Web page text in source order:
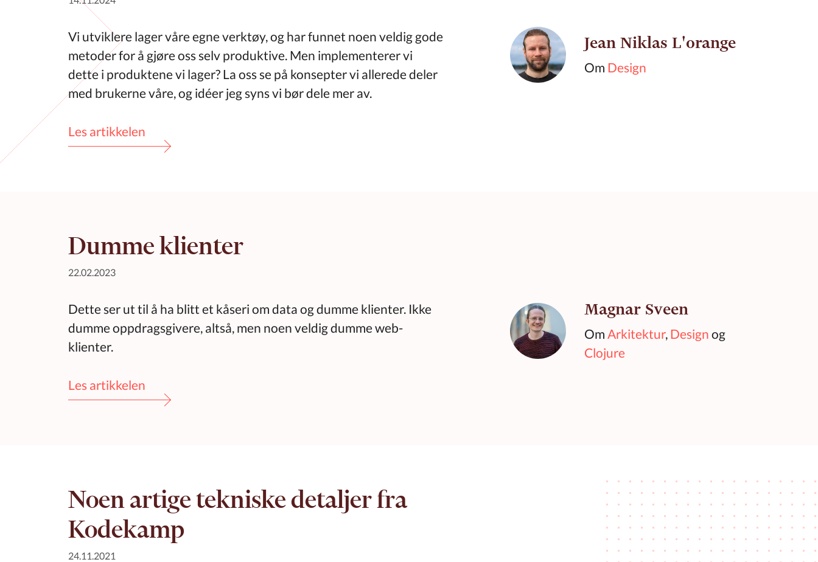
Vi utviklere lager våre egne verktøy, og har funnet noen veldig gode
metoder for å gjøre oss selv produktive. Men implementerer vi
dette i produktene vi lager? La oss se på konsepter vi allerede deler
med brukerne våre, og idéer jeg syns vi bør dele mer av.
Les artikkelen
Jean Niklas L'orange
Om Design
Dumme klienter
22.02.2023
Dette ser ut til å ha blitt et kåseri om data og dumme klienter. Ikke
dumme oppdragsgivere, altså, men noen veldig dumme web-
klienter.
Les artikkelen
Magnar Sveen
Om Arkitektur, Design og
Clojure
Noen artige tekniske detaljer fra
Kodekamp
24.11.2021